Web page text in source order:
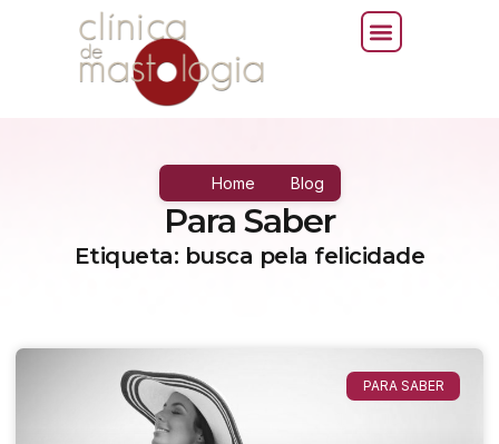
Home Blog
Para Saber
Etiqueta: busca pela felicidade
PARA SABER